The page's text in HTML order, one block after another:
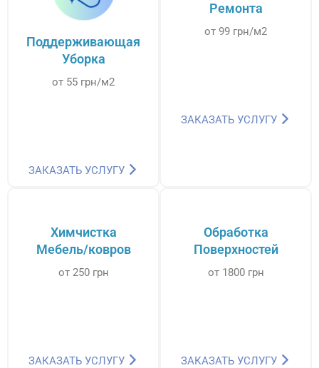
Поддерживающая
Уборка
от 55 грн/м2
ЗАКАЗАТЬ УСЛУГУ
Ремонта
от 99 грн/м2
ЗАКАЗАТЬ УСЛУГУ
Химчистка
Мебель/ковров
от 250 грн
ЗАКАЗАТЬ УСЛУГУ
Обработка
Поверхностей
от 1800 грн
ЗАКАЗАТЬ УСЛУГУ